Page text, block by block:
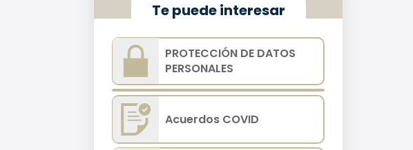
Te puede interesar
PROTECCIÓN DE DATOS
PERSONALES
Acuerdos COVID